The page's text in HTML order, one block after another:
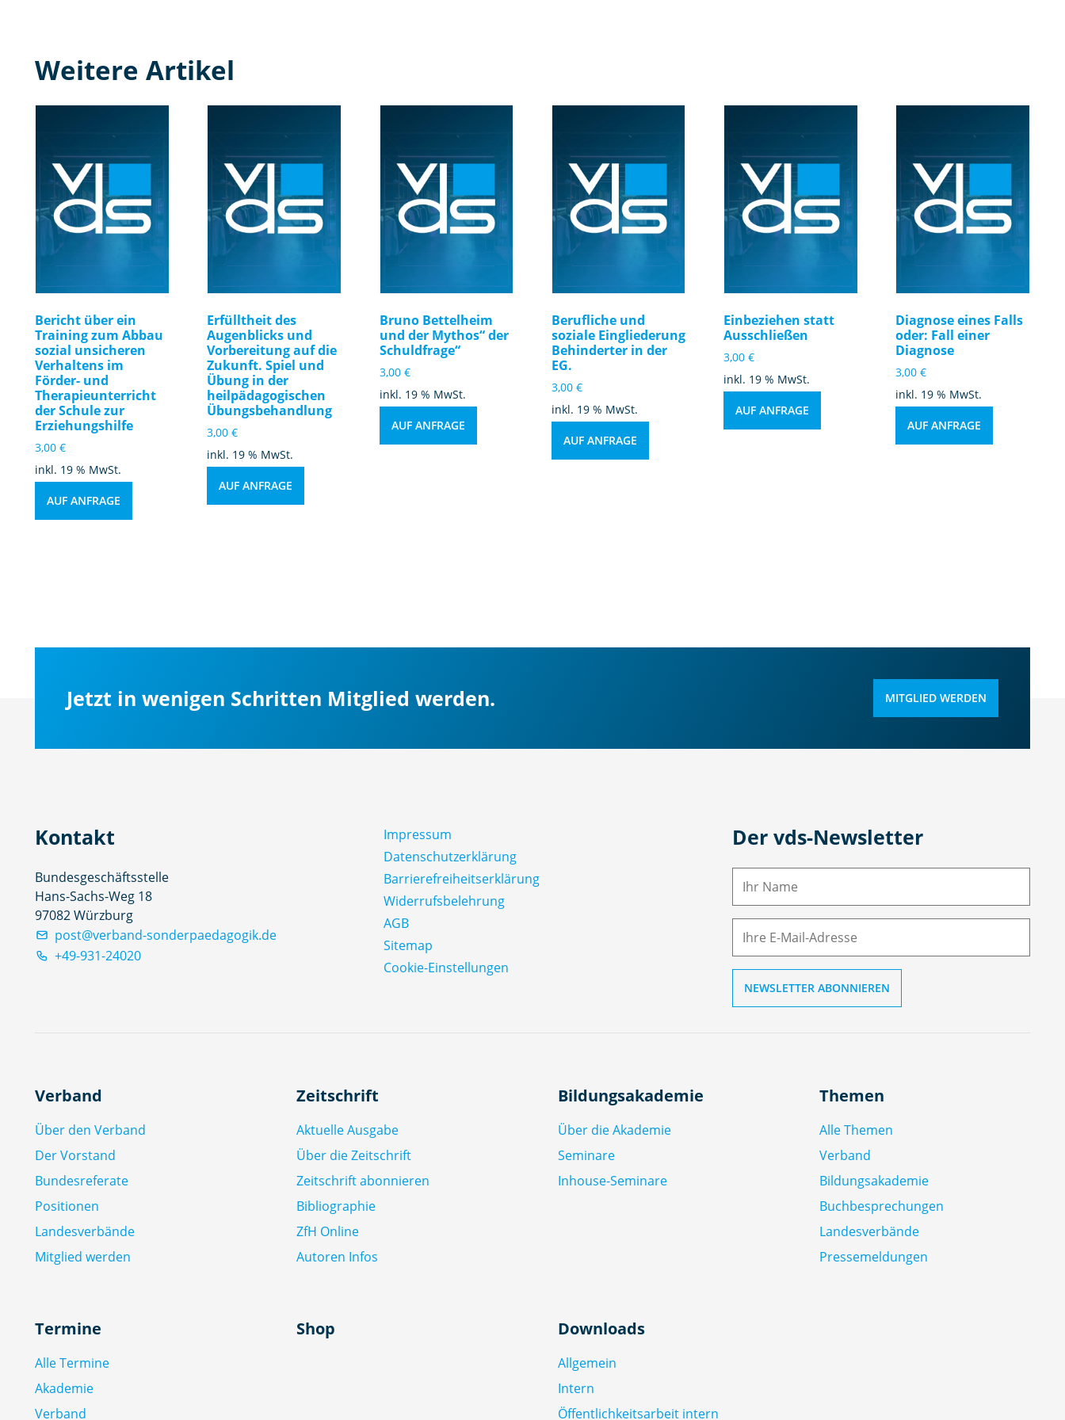
Weitere Artikel
Bericht über ein
Training zum Abbau
sozial unsicheren
Verhaltens im
Förder- und
Therapieunterricht
der Schule zur
Erziehungshilfe
3,00 €
inkl. 19 % MwSt.
AUF ANFRAGE
Erfülltheit des
Augenblicks und
Vorbereitung auf die
Zukunft. Spiel und
Übung in der
heilpädagogischen
Übungsbehandlung
3,00€
inkl. 19 % MwSt.
AUF ANFRAGE
Bruno Bettelheim
und der Mythos“ der
Schuldfrage“
3,00 €
inkl. 19 % MwSt.
AUF ANFRAGE
Berufliche und
soziale Eingliederung
Behinderter in der
EG.
3,00 €
inkl. 19 % MwSt.
AUF ANFRAGE
Einbeziehen statt
Ausschließen
3,00€
inkl. 19 % MwSt.
AUF ANFRAGE
Diagnose eines Falls
oder: Fall einer
Diagnose
3,00€
inkl. 19 % MwSt.
AUF ANFRAGE
Jetzt in wenigen Schritten Mitglied werden. MITGLIED WERDEN
Kontakt
Bundesgeschäftsstelle
Hans-Sachs-Weg 18
97082 Würzburg
post@verband-sonderpaedagogik.de
+49-931-24020
Impressum
Datenschutz­erklärung
Barrierefreiheitserklärung
Widerrufsbelehrung
AGB
Sitemap
Cookie-Einstellungen
Der vds-Newsletter
N
M
Verband
Über den Verband
Der Vorstand
Bundesreferate
Positionen
Landesverbände
Mitglied werden
Zeitschrift
Aktuelle Ausgabe
Über die Zeitschrift
Zeitschrift abonnieren
Bibliographie
ZfH Online
Autoren Infos
Bildungsakademie
Über die Akademie
Seminare
Inhouse-Seminare
Themen
Alle Themen
Verband
Bildungsakademie
Buchbesprechungen
Landesverbände
Pressemeldungen
Termine
Alle Termine
Akademie
Verband
Shop Downloads
Allgemein
Intern
Öffentlichkeitsarbeit intern